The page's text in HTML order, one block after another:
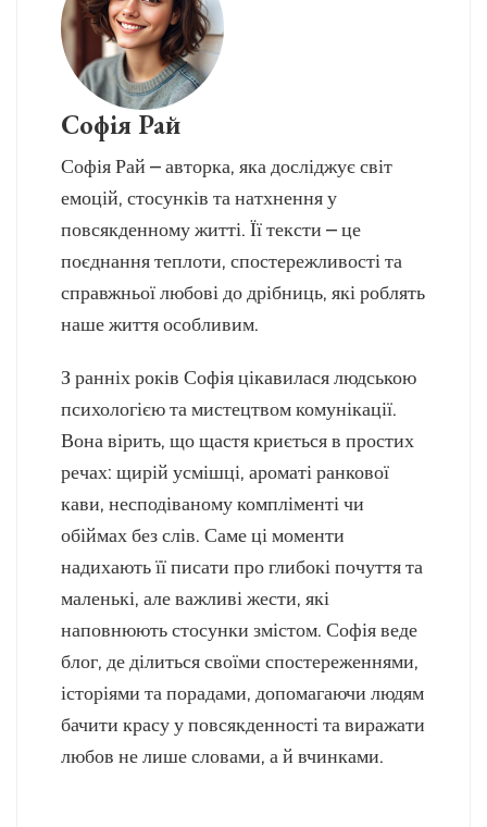
Софія Рай
Софія Рай – авторка, яка досліджує світ
емоцій, стосунків та натхнення у
повсякденному житті. Її тексти – це
поєднання теплоти, спостережливості та
справжньої любові до дрібниць, які роблять
наше життя особливим.
З ранніх років Софія цікавилася людською
психологією та мистецтвом комунікації.
Вона вірить, що щастя криється в простих
речах: щирій усмішці, ароматі ранкової
кави, несподіваному компліменті чи
обіймах без слів. Саме ці моменти
надихають її писати про глибокі почуття та
маленькі, але важливі жести, які
наповнюють стосунки змістом. Софія веде
блог, де ділиться своїми спостереженнями,
історіями та порадами, допомагаючи людям
бачити красу у повсякденності та виражати
любов не лише словами, а й вчинками.